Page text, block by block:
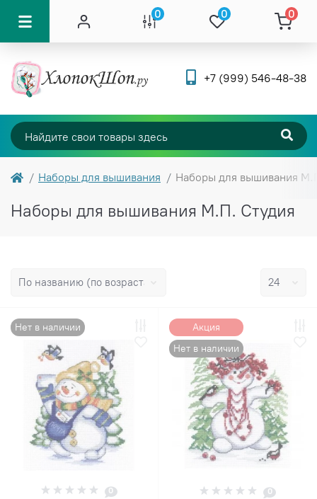
0 0 0
+7 (999) 546-48-38
Наборы для вышивания Наборы для вышивания
Наборы для вышивания М.П. Студия
Нет в наличии
0
Акция
Нет в наличии
0